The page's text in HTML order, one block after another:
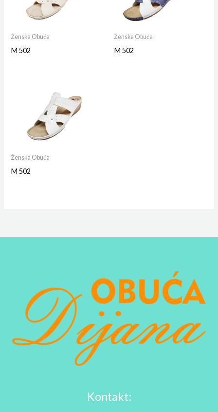
Ženska Obuća
M 502
Ženska Obuća
M 502
Ženska Obuća
M 502
Kontakt: